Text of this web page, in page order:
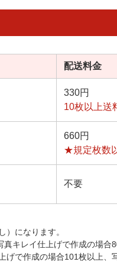
配送料金
330円
10枚以上送
660円
★規定枚数
不要
になります。
キレイ仕上げで作成の場合
げで作成の場合101枚以上